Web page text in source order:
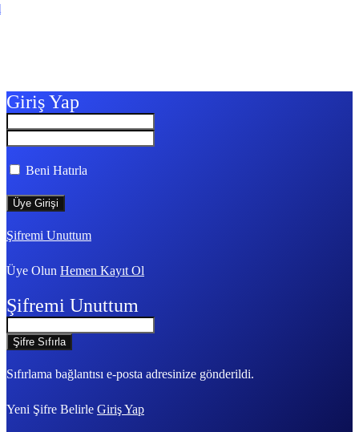
Giriş Yap
Beni Hatırla
Şifremi Unuttum
Üye Olun Hemen Kayıt Ol
Şifremi Unuttum
Sıfırlama bağlantısı e-posta adresinize gönderildi.
Yeni Şifre Belirle Giriş Yap